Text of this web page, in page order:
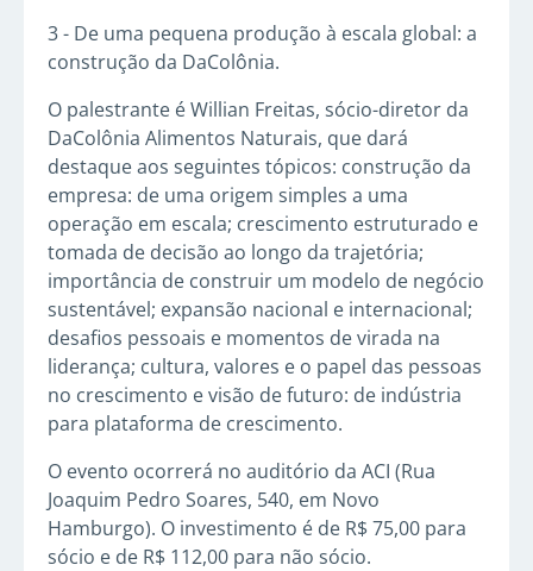
3 - De uma pequena produção à escala global: a
construção da DaColônia.
O palestrante é Willian Freitas, sócio-diretor da
DaColônia Alimentos Naturais, que dará
destaque aos seguintes tópicos: construção da
empresa: de uma origem simples a uma
operação em escala; crescimento estruturado e
tomada de decisão ao longo da trajetória;
importância de construir um modelo de negócio
sustentável; expansão nacional e internacional;
desafios pessoais e momentos de virada na
liderança; cultura, valores e o papel das pessoas
no crescimento e visão de futuro: de indústria
para plataforma de crescimento.
O evento ocorrerá no auditório da ACI (Rua
Joaquim Pedro Soares, 540, em Novo
Hamburgo). O investimento é de R$ 75,00 para
sócio e de R$ 112,00 para não sócio.